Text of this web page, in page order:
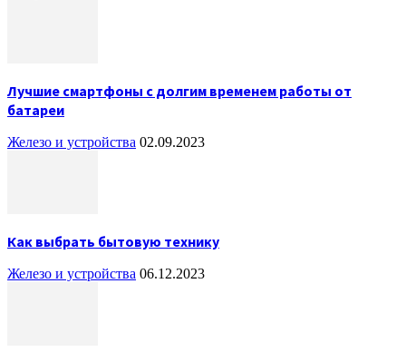
Лучшие смартфоны с долгим временем работы от
батареи
Железо и устройства 02.09.2023
Как выбрать бытовую технику
Железо и устройства 06.12.2023